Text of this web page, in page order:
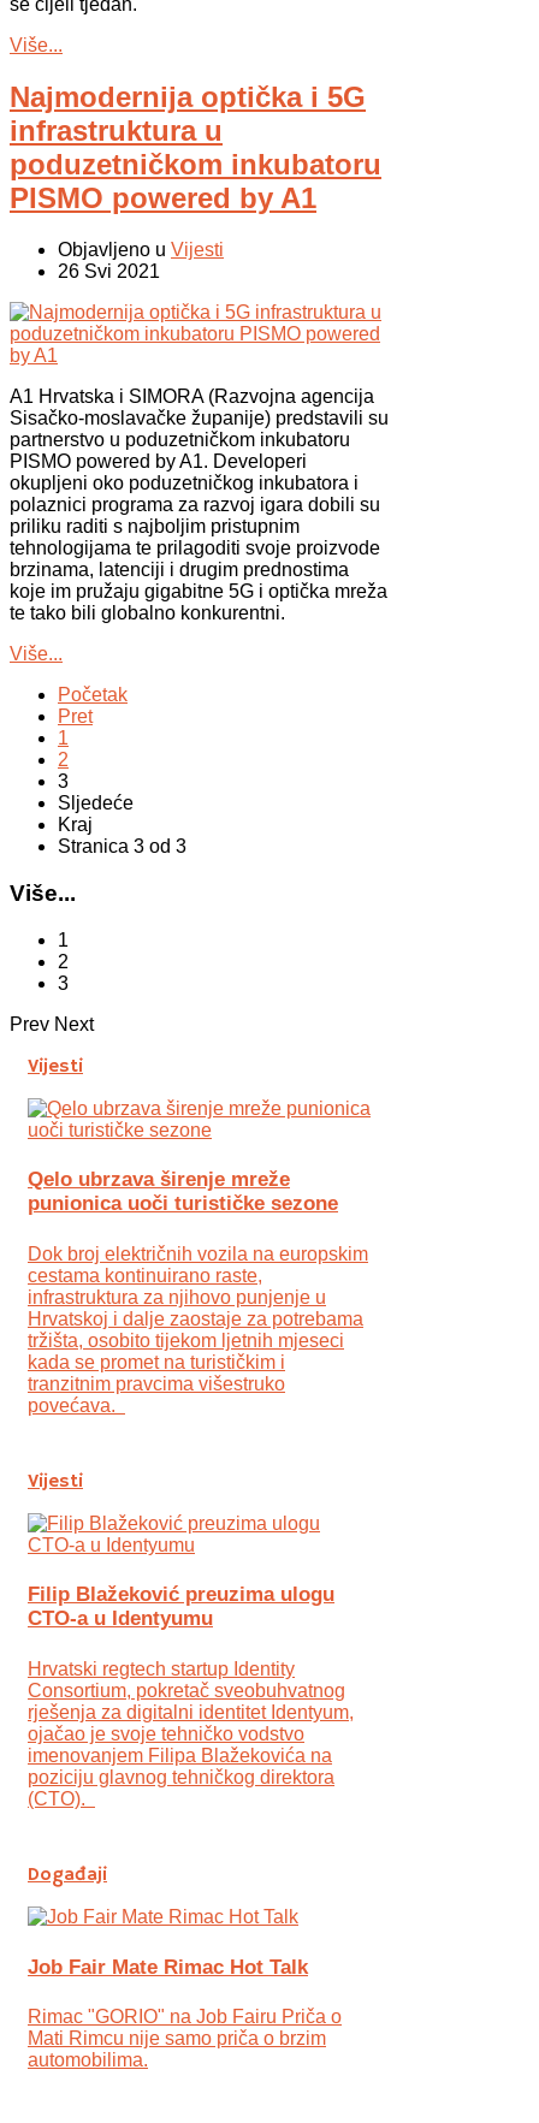
se cijeli tjedan.
Više...
Najmodernija optička i 5G
infrastruktura u
poduzetničkom inkubatoru
PISMO powered by A1
Objavljeno u Vijesti
26 Svi 2021
A1 Hrvatska i SIMORA (Razvojna agencija
Sisačko-moslavačke županije) predstavili su
partnerstvo u poduzetničkom inkubatoru
PISMO powered by A1. Developeri
okupljeni oko poduzetničkog inkubatora i
polaznici programa za razvoj igara dobili su
priliku raditi s najboljim pristupnim
tehnologijama te prilagoditi svoje proizvode
brzinama, latenciji i drugim prednostima
koje im pružaju gigabitne 5G i optička mreža
te tako bili globalno konkurentni.
Više...
Početak
Pret
1
2
3
Sljedeće
Kraj
Stranica 3 od 3
Više...
1
2
3
Prev Next
Vijesti
Qelo ubrzava širenje mreže
punionica uoči turističke sezone
Dok broj električnih vozila na europskim
cestama kontinuirano raste,
infrastruktura za njihovo punjenje u
Hrvatskoj i dalje zaostaje za potrebama
tržišta, osobito tijekom ljetnih mjeseci
kada se promet na turističkim i
tranzitnim pravcima višestruko
povećava.
Vijesti
Filip Blažeković preuzima ulogu
CTO-a u Identyumu
Hrvatski regtech startup Identity
Consortium, pokretač sveobuhvatnog
rješenja za digitalni identitet Identyum,
ojаčao je svoje tehničko vodstvo
imenovanjem Filipa Blažekovića na
poziciju glavnog tehničkog direktora
(CTO).
Događaji
Job Fair Mate Rimac Hot Talk
Rimac "GORIO" na Job Fairu Priča o
Mati Rimcu nije samo priča o brzim
automobilima.